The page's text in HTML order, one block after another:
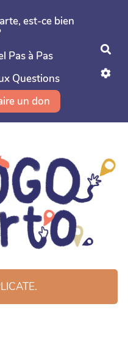
est-ce bien
Pas à Pas
Questions
un don